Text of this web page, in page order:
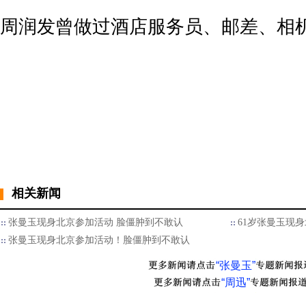
周润发曾做过酒店服务员、邮差、相
相关新闻
张曼玉现身北京参加活动 脸僵肿到不敢认
61岁张曼玉现
张曼玉现身北京参加活动！脸僵肿到不敢认
“张曼玉”
“周迅”